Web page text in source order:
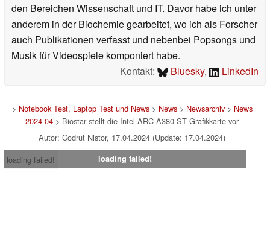
den Bereichen Wissenschaft und IT. Davor habe ich unter
anderem in der Biochemie gearbeitet, wo ich als Forscher
auch Publikationen verfasst und nebenbei Popsongs und
Musik für Videospiele komponiert habe.
Kontakt:
Bluesky, LinkedIn
> Notebook Test, Laptop Test und News> News> Newsarchiv> News
2024-04 > Biostar stellt die Intel ARC A380 ST Grafikkarte vor
Autor: Codrut Nistor, 17.04.2024 (Update: 17.04.2024)
loading failed!
loading failed!